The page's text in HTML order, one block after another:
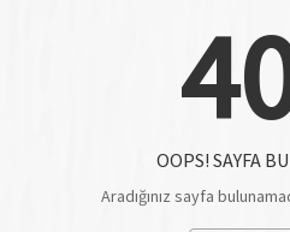
OOPS! SAYFA
Aradığınız sayfa